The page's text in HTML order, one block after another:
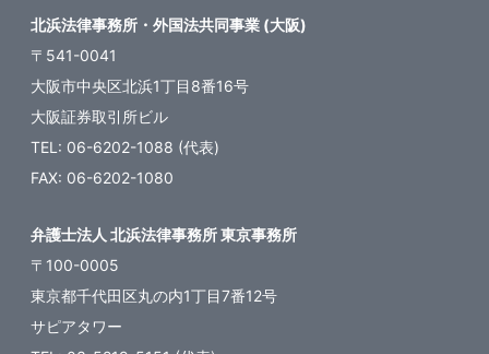
北浜法律事務所・外国法共同事業 (大阪)
〒541-0041
大阪市中央区北浜1丁目8番16号
大阪証券取引所ビル
TEL: 06-6202-1088 (代表)
FAX: 06-6202-1080
弁護士法人 北浜法律事務所 東京事務所
〒100-0005
東京都千代田区丸の内1丁目7番12号
サピアタワー